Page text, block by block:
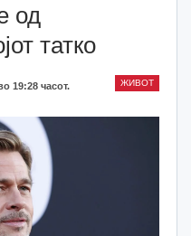
од
татко
ЖИВОТ
19:28 часот.